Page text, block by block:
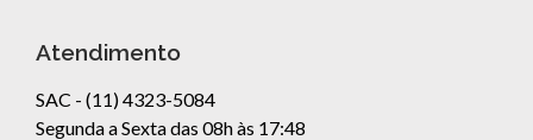
Atendimento
SAC - (11) 4323-5084
Segunda a Sexta das 08h às 17:48